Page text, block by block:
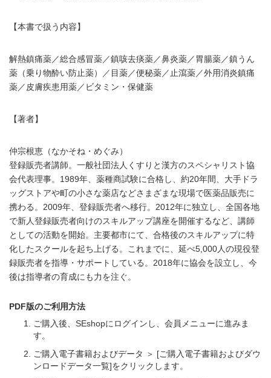
【本書で扱う内容】
解熱鎮痛薬／総合感冒薬／鎮咳去痰薬／鼻炎薬／胃腸薬／鎮うん
薬（乗り物酔い防止薬）／目薬／便秘薬／止瀉薬／外用消炎鎮痛
薬／皮膚疾患用薬／ビタミン・保健薬
【著者】
仲宗根恵（なかそね・めぐみ）
登録販売者講師。一般社団法人くすりと漢方のスペシャリスト協
会代表理事。1989年、薬種商試験に合格し、約20年間、大手ドラ
ッグストアや町の小さな薬店などさまざまな現場で医薬品販売に
携わる。2009年、登録販売者へ移行。2012年に独立し、全国各地
で新人登録販売者向けのスキルアップ講座を開催するなど、講師
としての活動を開始。主要都市にて、合格後のスキルアップに特
化したスクールを起ち上げる。これまでに、延べ5,000人の現役登
録販売者を指導・サポートしている。2018年に協会を設立し、今
後は指導者の育成にも力を注ぐ。
PDF版のご利用方法
ご購入後、SEshopにログインし、会員メニューに進みま
す。
ご購入電子書籍およびデータ ＞ [ご購入電子書籍およびダウ
ンロードデータ一覧]をクリックします。